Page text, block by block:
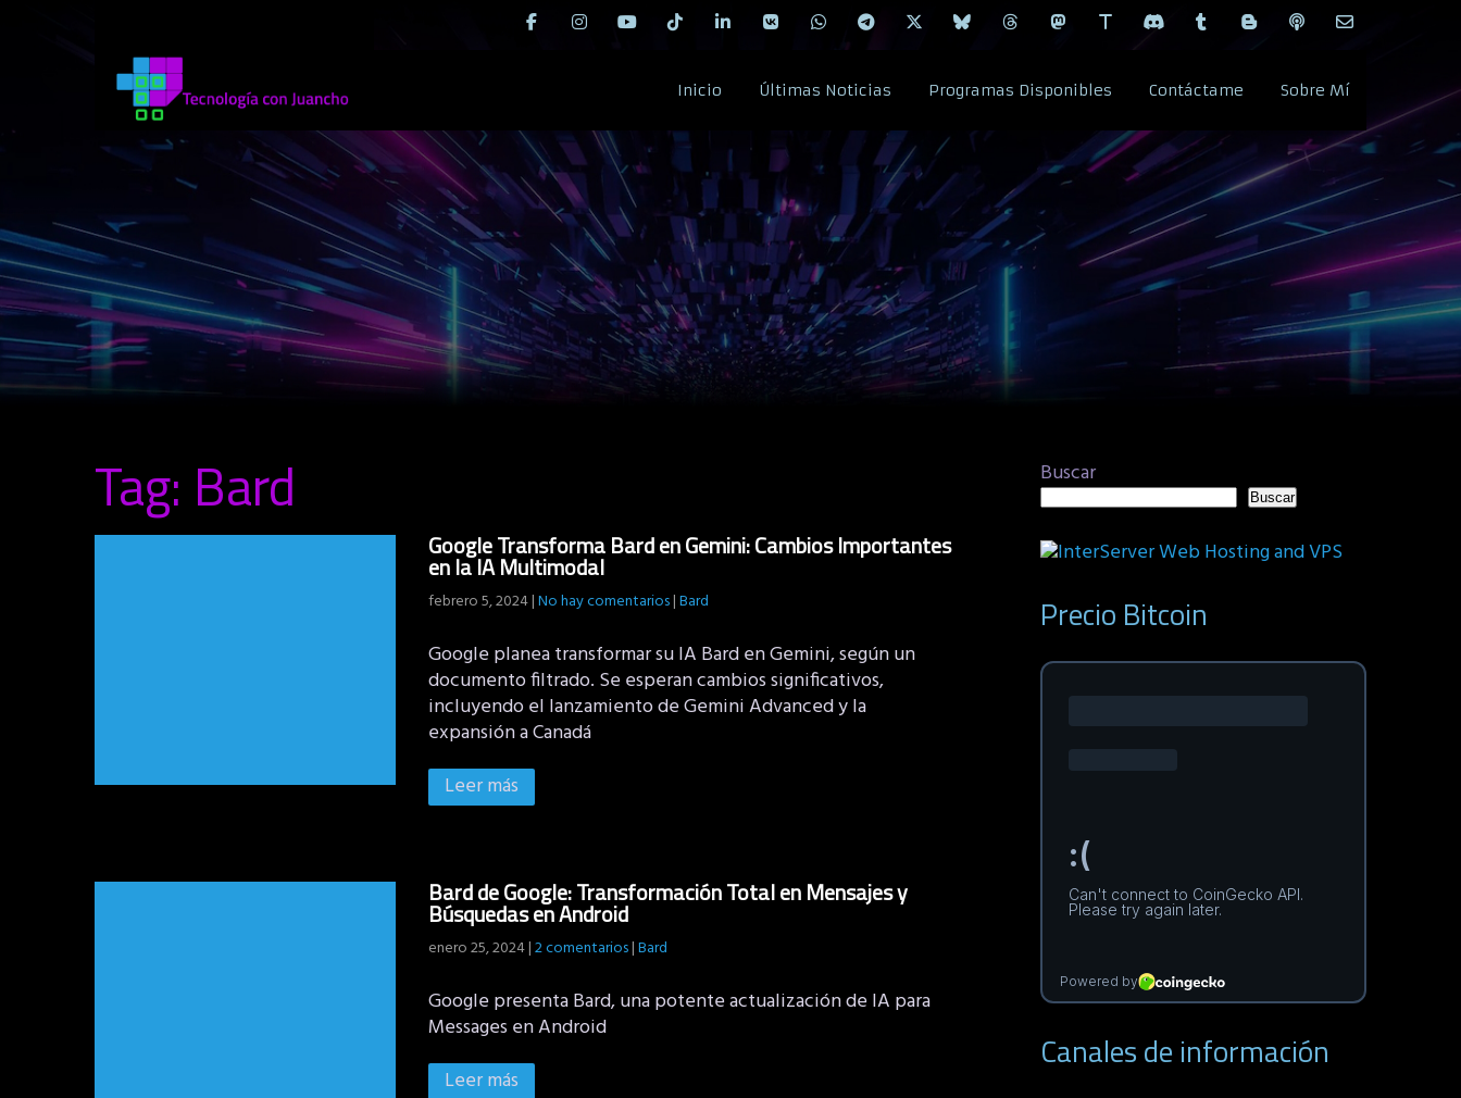
Inicio Últimas Noticias Programas Disponibles Contáctame Sobre Mí
Tag: Bard
Google Transforma Bard en Gemini: Cambios Importantes
en la IA Multimodal
febrero 5, 2024|No hay comentarios|Bard
Google planea transformar su IA Bard en Gemini, según un
documento filtrado. Se esperan cambios significativos,
incluyendo el lanzamiento de Gemini Advanced y la
expansión a Canadá
Leer más
Bard de Google: Transformación Total en Mensajes y
Búsquedas en Android
enero 25, 2024|2 comentarios|Bard
Google presenta Bard, una potente actualización de IA para
Messages en Android
Leer más
Buscar
Buscar
Precio Bitcoin
Canales de información